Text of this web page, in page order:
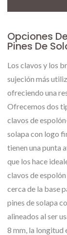
Opciones
Pines De
Los clavos y los
sujeción más
ofreciendo una
Ofrecemos dos
clavos de
solapa con logo
tienen una punta
que los hace
clavos de
cerca de la base
pines de solapa
alineados al ser
8 mm, la longitud